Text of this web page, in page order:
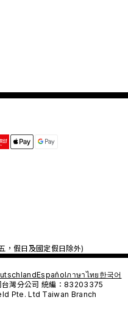
，假日及國定假日除外)
Españolภาษาไทย 한국어
台灣分公司 統編：83203375
Pte. Ltd Taiwan Branch